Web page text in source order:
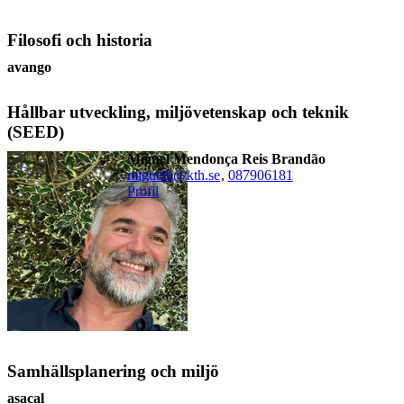
Filosofi och historia
avango
Hållbar utveckling, miljövetenskap och teknik
(SEED)
Miguel Mendonça Reis Brandão
miguelb@kth.se, 087906181
Profil
Samhällsplanering och miljö
asacal